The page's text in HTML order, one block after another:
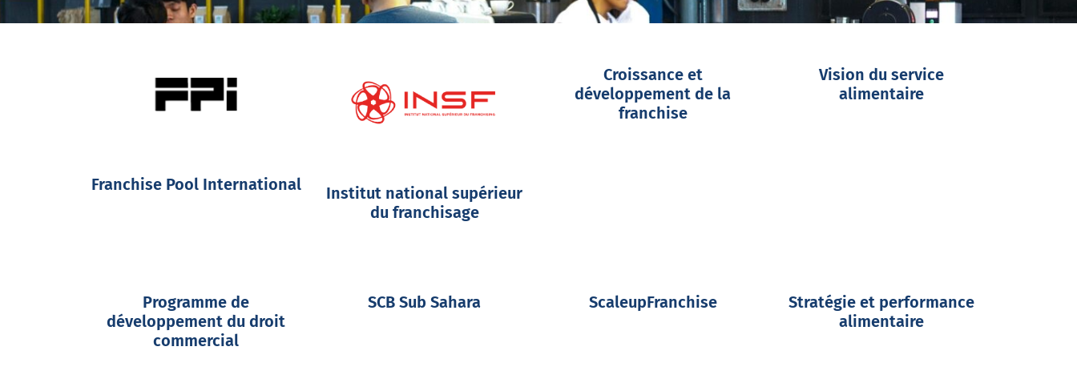
Franchise Pool International
Institut national supérieur
du franchisage
Croissance et
développement de la
franchise
Vision du service
alimentaire
Programme de
développement du droit
commercial
SCB Sub Sahara ScaleupFranchise
Stratégie et performance
alimentaire